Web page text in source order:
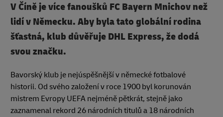
V Číně je více fanoušků FC Bayern Mnichov než
lidí v Německu. Aby byla tato globální rodina
šťastná, klub důvěřuje DHL Express, že dodá
svou značku.
Bavorský klub je nejúspěšnější v německé fotbalové
historii. Od svého založení v roce 1900 byl korunován
mistrem Evropy UEFA nejméně pětkrát, stejně jako
zaznamenal rekord 26 národních titulů a 18 národních